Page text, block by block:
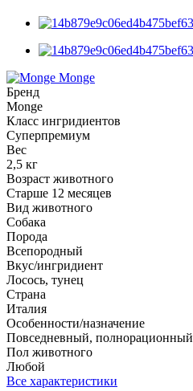
Monge
Бренд
Monge
Класс ингридиентов
Суперпремиум
Вес
2,5 кг
Возраст животного
Старше 12 месяцев
Вид животного
Собака
Порода
Всепородный
Вкус/ингридиент
Лосось, тунец
Страна
Италия
Особенности/назначение
Повседневный, полнорационный
Пол животного
Любой
Все характеристики